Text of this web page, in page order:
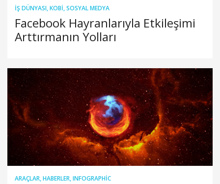
İŞ DÜNYASI,KOBİ,SOSYAL MEDYA
Facebook Hayranlarıyla Etkileşimi
Arttırmanın Yolları
ARAÇLAR,HABERLER,INFOGRAPHIC